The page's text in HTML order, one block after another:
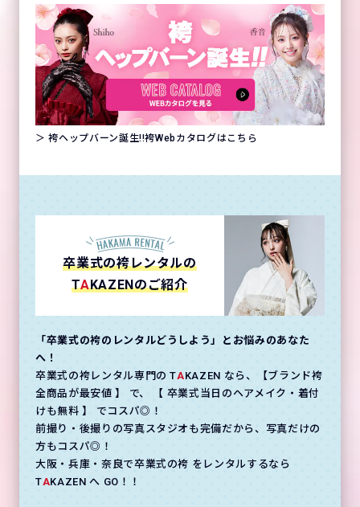
＞ 袴ヘップバーン誕生!!袴Webカタログはこちら
卒業式の袴レンタルの
TAKAZENのご紹介
「卒業式の袴のレンタルどうしよう」とお悩みのあなた
へ！
卒業式の袴レンタル専門の TAKAZEN なら、【ブランド袴
全商品が最安値 】 で、 【 卒業式当日のヘアメイク・着付
けも無料 】 でコスパ◎！
前撮り・後撮りの写真スタジオも完備だから、写真だけの
方もコスパ◎！
大阪・兵庫・奈良で卒業式の袴 をレンタルするなら
TAKAZEN へ GO！！